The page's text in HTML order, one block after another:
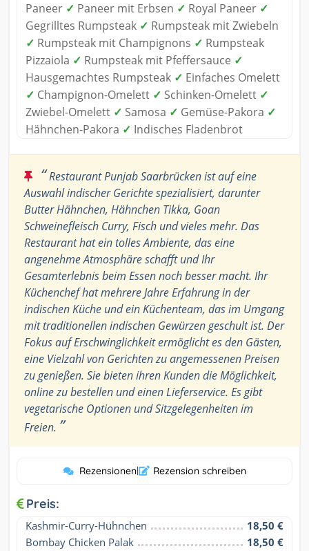
Paneer ✓ Paneer mit Erbsen ✓ Royal Paneer ✓
Gegrilltes Rumpsteak ✓ Rumpsteak mit Zwiebeln
✓ Rumpsteak mit Champignons ✓ Rumpsteak
Pizzaiola ✓ Rumpsteak mit Pfeffersauce ✓
Hausgemachtes Rumpsteak ✓ Einfaches Omelett
✓ Champignon-Omelett ✓ Schinken-Omelett ✓
Zwiebel-Omelett ✓ Samosa ✓ Gemüse-Pakora ✓
Hähnchen-Pakora ✓ Indisches Fladenbrot
“Restaurant Punjab Saarbrücken ist auf eine
Auswahl indischer Gerichte spezialisiert, darunter
Butter Hähnchen, Hähnchen Tikka, Goan
Schweinefleisch Curry, Fisch und vieles mehr. Das
Restaurant hat ein tolles Ambiente, das eine
angenehme Atmosphäre schafft und Ihr
Gesamterlebnis beim Essen noch besser macht. Ihr
Küchenchef hat mehrere Jahre Erfahrung in der
indischen Küche und ein Küchenteam, das im Umgang
mit traditionellen indischen Gewürzen geschult ist. Der
Fokus auf Erschwinglichkeit ermöglicht es den Gästen,
eine Vielzahl von Gerichten zu angemessenen Preisen
zu genießen. Sie bieten ihren Kunden die Möglichkeit,
online zu bestellen und einen Lieferservice. Es gibt
vegetarische Optionen und Sitzgelegenheiten im
Freien. ”
Rezensionen| Rezension schreiben
Preis:
Kashmir-Curry-Hühnchen
18,50 €
Bombay Chicken Palak
18,50 €